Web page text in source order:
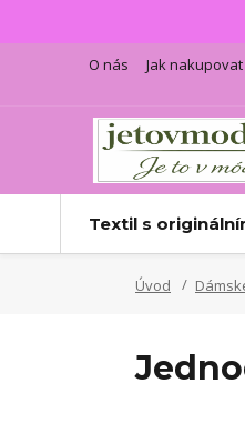
O nás Jak nakupovat
Textil s
Úvod